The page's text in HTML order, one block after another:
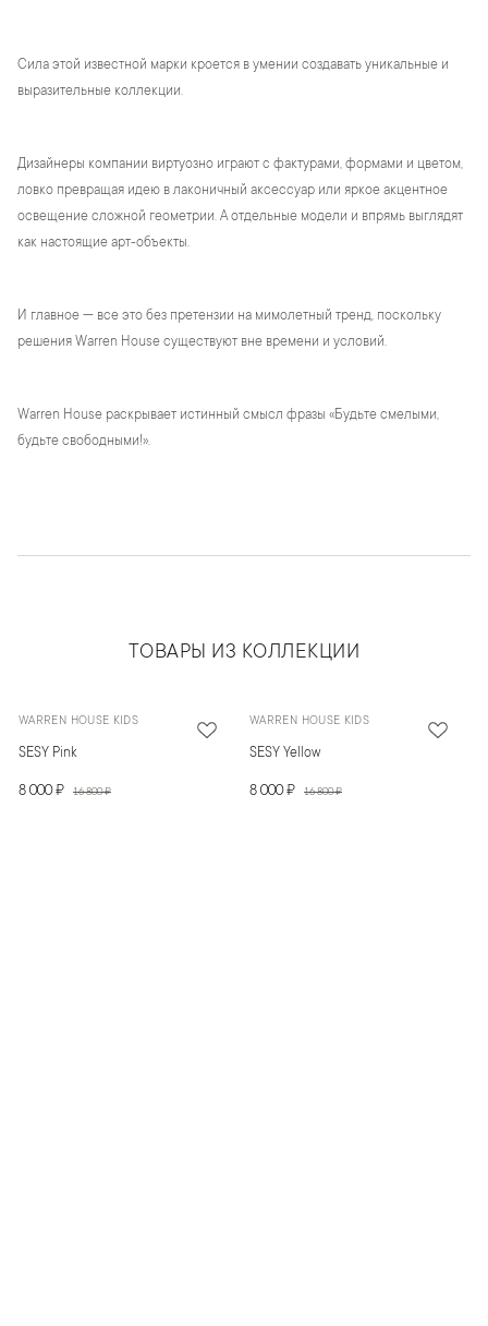
Сила этой известной марки кроется в умении создавать уникальные и
выразительные коллекции.
Дизайнеры компании виртуозно играют с фактурами, формами и цветом,
ловко превращая идею в лаконичный аксессуар или яркое акцентное
освещение сложной геометрии. А отдельные модели и впрямь выглядят
как настоящие арт-объекты.
И главное — все это без претензии на мимолетный тренд, поскольку
решения Warren House существуют вне времени и условий.
Warren House раскрывает истинный смысл фразы «Будьте смелыми,
будьте свободными!».
ТОВАРЫ ИЗ КОЛЛЕКЦИИ
WARREN HOUSE KIDS
SESY Pink
8 000 ₽ 16 800 ₽
WARREN HOUSE KIDS
SESY Yellow
8 000 ₽ 16 800 ₽